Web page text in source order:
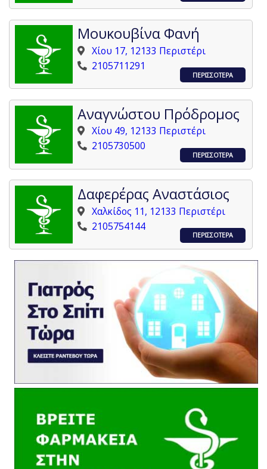
Μουκουβίνα Φανή
Χίου 17, 12133 Περιστέρι
2105711291
ΠΕΡΙΣΣΟΤΕΡΑ
Αναγνώστου Πρόδρομος
Χίου 49, 12133 Περιστέρι
2105730500
ΠΕΡΙΣΣΟΤΕΡΑ
Δαφερέρας Αναστάσιος
Χαλκίδος 11, 12133 Περιστέρι
2105754144
ΠΕΡΙΣΣΟΤΕΡΑ